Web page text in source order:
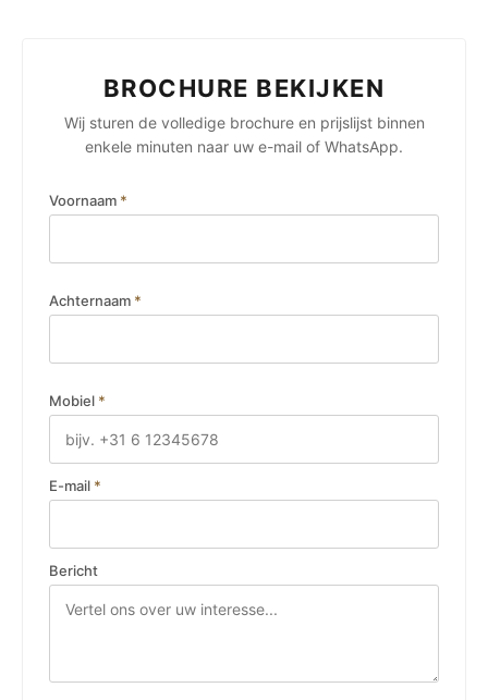
BROCHURE BEKIJKEN
Wij sturen de volledige brochure en prijslijst binnen
enkele minuten naar uw e-mail of WhatsApp.
Voornaam *
Achternaam *
Mobiel *
E-mail *
Bericht